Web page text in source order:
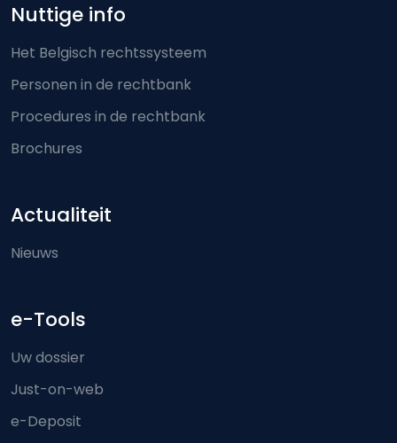
Nuttige info
Het Belgisch rechtssysteem
Personen in de rechtbank
Procedures in de rechtbank
Brochures
Actualiteit
Nieuws
e-Tools
Uw dossier
Just-on-web
e-Deposit